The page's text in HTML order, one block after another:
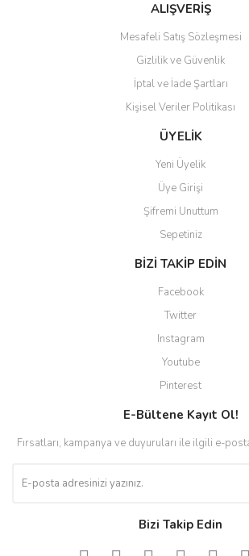
ALIŞVERİŞ
Mesafeli Satış Sözleşmesi
Gizlilik ve Güvenlik
İptal ve İade Şartları
Kişisel Veriler Politikası
ÜYELİK
Yeni Üyelik
Üye Girişi
Şifremi Unuttum
Sepetiniz
BİZİ TAKİP EDİN
Facebook
Twitter
Instagram
Youtube
Pinterest
E-Bültene Kayıt Ol!
Fırsatları, kampanya ve duyuruları ile ilgili e-
Bizi Takip Edin